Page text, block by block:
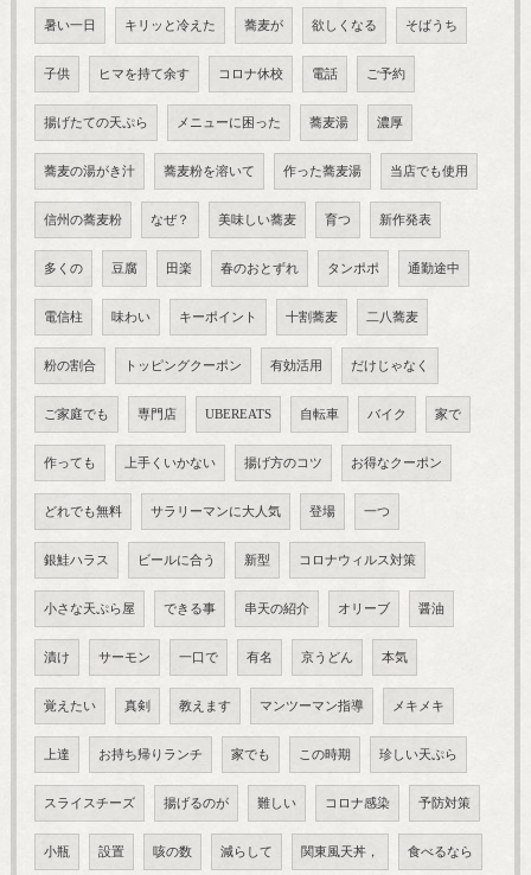
暑い一日 キリッと冷えた 蕎麦が 欲しくなる そばうち
子供 ヒマを持て余す コロナ休校 電話 ご予約
揚げたての天ぷら メニューに困った 蕎麦湯 濃厚
蕎麦の湯がき汁 蕎麦粉を溶いて 作った蕎麦湯 当店でも使用
信州の蕎麦粉 なぜ？ 美味しい蕎麦 育つ 新作発表
多くの 豆腐 田楽 春のおとずれ タンポポ 通勤途中
電信柱 味わい キーポイント 十割蕎麦 二八蕎麦
粉の割合 トッピングクーポン 有効活用 だけじゃなく
ご家庭でも 専門店 UBEREATS 自転車 バイク 家で
作っても 上手くいかない 揚げ方のコツ お得なクーポン
どれでも無料 サラリーマンに大人気 登場 一つ
銀鮭ハラス ビールに合う 新型 コロナウィルス対策
小さな天ぷら屋 できる事 串天の紹介 オリーブ 醤油
漬け サーモン 一口で 有名 京うどん 本気
覚えたい 真剣 教えます マンツーマン指導 メキメキ
上達 お持ち帰りランチ 家でも この時期 珍しい天ぷら
スライスチーズ 揚げるのが 難しい コロナ感染 予防対策
小瓶 設置 咳の数 減らして 関東風天丼， 食べるなら